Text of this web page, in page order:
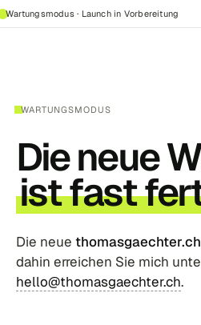
Wartungsmodus · Launch in Vorbereitung
WARTUNGSMODUS
Die neue
ist fast
Die neue thomasgaechter.ch
dahin erreichen Sie mich
hello@thomasgaechter.ch.